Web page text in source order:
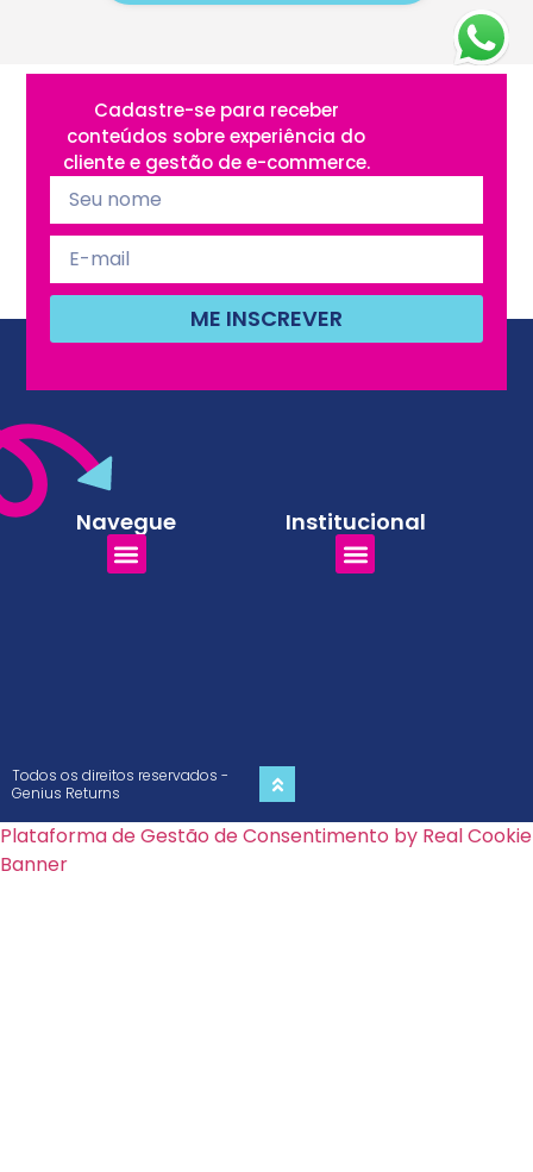
Cadastre-se para receber
conteúdos sobre experiência do
cliente e gestão de e-commerce.
ME INSCREVER
Navegue Institucional
Todos os direitos reservados -
Genius Returns
Plataforma de Gestão de Consentimento by Real Cookie
Banner